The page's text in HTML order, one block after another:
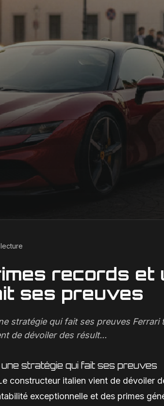
records et
ses preuves
stratégie qui fait ses preuves Ferrari
de dévoiler des résult...
stratégie qui fait ses preuves
constructeur italien vient de dévoiler
exceptionnelle et des primes